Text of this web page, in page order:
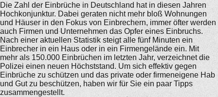
Die Zahl der Einbrüche in Deutschland hat in diesen Jahren
Hochkonjunktur. Dabei geraten nicht mehr bloß Wohnungen
und Häuser in den Fokus von Einbrechern, immer öfter werden
auch Firmen und Unternehmen das Opfer eines Einbruchs.
Nach einer aktuellen Statistik steigt alle fünf Minuten ein
Einbrecher in ein Haus oder in ein Firmengelände ein. Mit
mehr als 150.000 Einbrüchen im letzten Jahr, verzeichnet die
Polizei einen neuen Höchststand. Um sich effektiv gegen
Einbrüche zu schützen und das private oder firmeneigene Hab
und Gut zu beschützen, haben wir für Sie ein paar Tipps
zusammengestellt.